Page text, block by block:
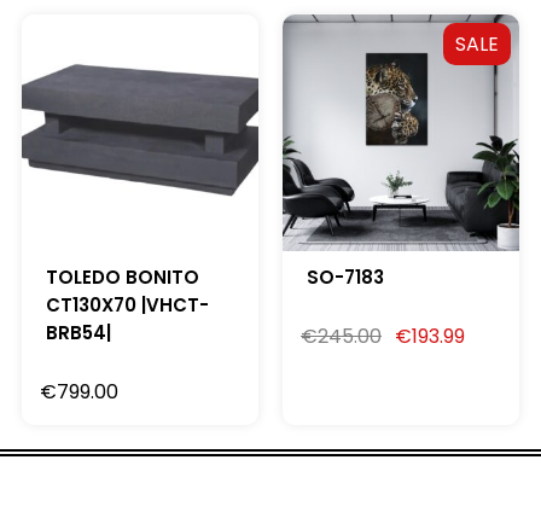
TOLEDO BONITO
CT130X70 |VHCT-
BRB54|
€799.00
SALE
SO-7183
€245.00 €193.99